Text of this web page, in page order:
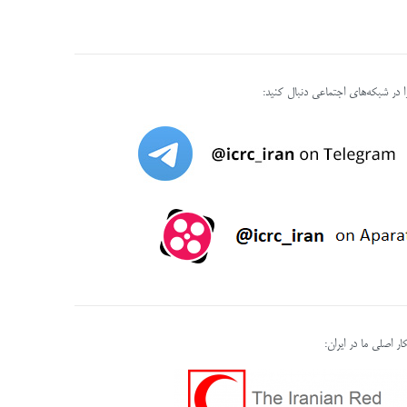
در شبکه‌های اجتماعی دنبال کنید:
اصلی ما در ایران: